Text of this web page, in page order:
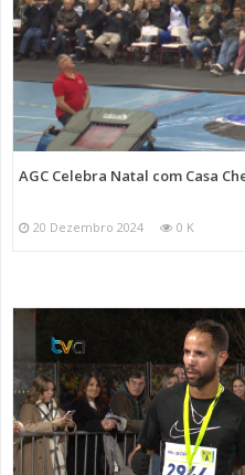
AGC Celebra Natal com Casa
20 Dezembro 2024 0 K